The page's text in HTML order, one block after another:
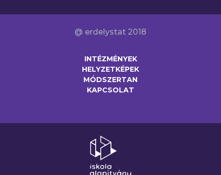
@ erdelystat 2018
INTÉZMÉNYEK
HELYZETKÉPEK
MÓDSZERTAN
KAPCSOLAT